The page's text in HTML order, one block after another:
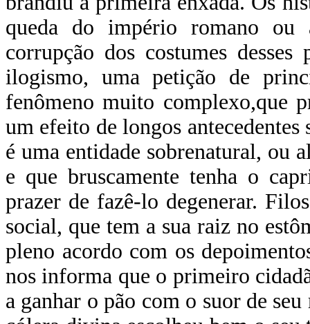
queda do império romano ou
corrupção dos costumes
ilogismo, uma petição de
fenômeno muito complexo,que
um efeito de longos antecedentes
é uma entidade sobrenatural, ou
e que bruscamente tenha o
prazer de fazê-lo degenerar.
social, que tem a sua raiz no
pleno acordo com os
nos informa que o primeiro
a ganhar o pão com o suor de